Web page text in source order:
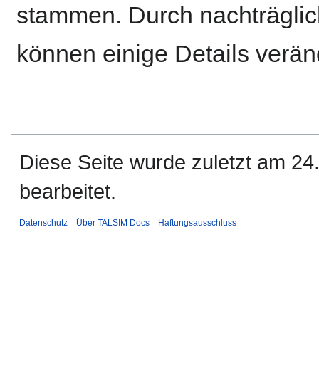
stammen. Durch
können einige Details
Diese Seite wurde zuletzt am
bearbeitet.
Datenschutz Über TALSIM Docs Haftungsausschluss